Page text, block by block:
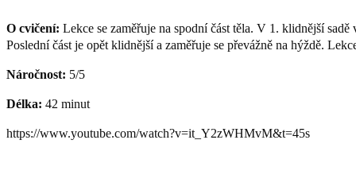
O cvičení: Lekce se zaměřuje na spodní část těla. V 1. klidnější
Poslední část je opět klidnější a zaměřuje se převážně na hýždě.
Náročnost: 5/5
Délka: 42 minut
https://www.youtube.com/watch?v=it_Y2zWHMvM&t=45s